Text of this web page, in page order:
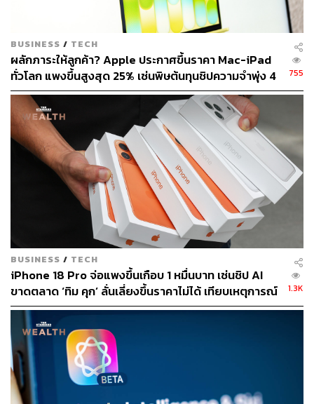
สามารถติดตาม THE STANDARD WEALTH
ผ่านแอปพลิเคชันต่างๆ ที่คุณสะดวกหรือใช้งานอยู่แล้วได้เลย
TAGS: iPhone 13 iPhone 13 Mini
iPhone
Apple Events
สมาร์ทโฟน
105
ABOUT THE AUTHOR
แท่ง แซ่ลิ้ม
Junior Content Creator ประจำกอง
บรรณาธิการข่าว THE STANDARD
WEALTH
BUSINESS / TECH
ผลักภาระให้ลูกค้า? Apple ประกาศขึ้นราคา Mac-iPad
ทั่วโลก แพงขึ้นสูงสุด 25% เซ่นพิษต้นทุนชิปความจำพุ่ง 4
เท่า
755
BUSINESS / TECH
iPhone 18 Pro จ่อแพงขึ้นเกือบ 1 หมื่นบาท เซ่นชิป AI
ขาดตลาด ‘ทิม คุก’ ลั่นเลี่ยงขึ้นราคาไม่ได้ เทียบเหตุการณ์
ที่เกิดครั้งเดียวในรอบร้อยปี
1.3K